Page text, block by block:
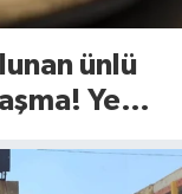
ünlü
Yeni